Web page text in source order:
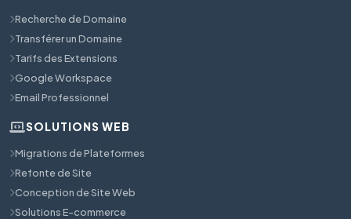
Recherche de Domaine
Transférer un Domaine
Tarifs des Extensions
Google Workspace
Email Professionnel
SOLUTIONS WEB
Migrations de Plateformes
Refonte de Site
Conception de Site Web
Solutions E-commerce